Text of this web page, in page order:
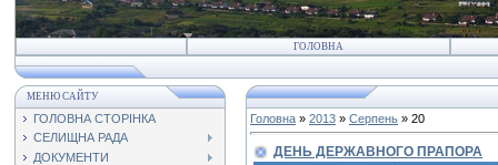
ГОЛОВНА
МЕНЮ САЙТУ
ГОЛОВНА СТОРІНКА
СЕЛИЩНА РАДА
ДОКУМЕНТИ
Головна » 2013 » Серпень » 20
ДЕНЬ ДЕРЖАВНОГО ПРАПОРА